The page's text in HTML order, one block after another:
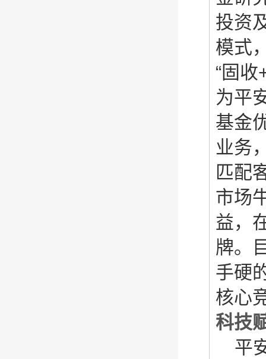
投资
模式
“固
为平
基金
业务
匹配
市场
益，
牌。
手硬
核心
科技
平